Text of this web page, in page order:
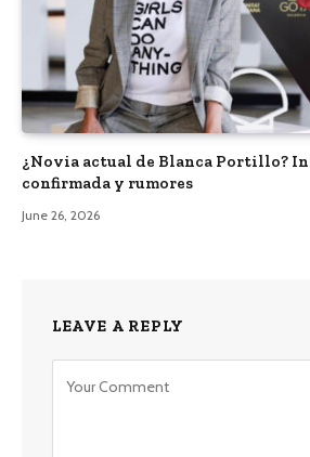
¿Novia actual de Blanca Portillo?
confirmada y rumores
June 26, 2026
LEAVE A REPLY